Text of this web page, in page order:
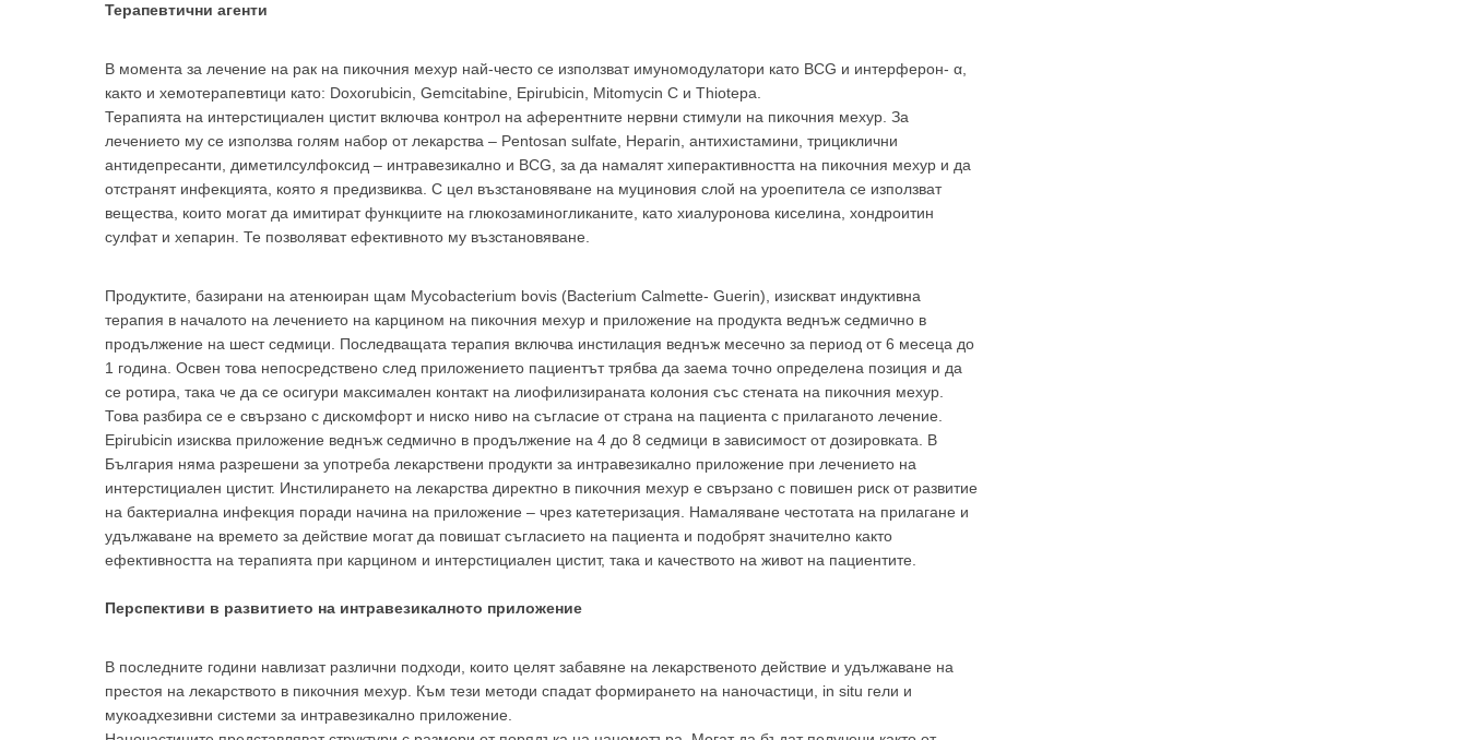
Терапевтични агенти
В момента за лечение на рак на пикочния мехур най-често се използват имуномодулатори като BCG и интерферон- α,
както и хемотерапевтици като: Doxorubicin, Gemcitabine, Epirubicin, Mitomycin C и Thiotepa.
Терапията на интерстициален цистит включва контрол на аферентните нервни стимули на пикочния мехур. За
лечението му се използва голям набор от лекарства – Pentosan sulfate, Heparin, антихистамини, трициклични
антидепресанти, диметилсулфоксид – интравезикално и BCG, за да намалят хиперактивността на пикочния мехур и да
отстранят инфекцията, която я предизвиква. С цел възстановяване на муциновия слой на уроепитела се използват
вещества, които могат да имитират функциите на глюкозаминогликаните, като хиалуронова киселина, хондроитин
сулфат и хепарин. Те позволяват ефективното му възстановяване.
Продуктите, базирани на атенюиран щам Mycobacterium bovis (Bacterium Calmette- Guerin), изискват индуктивна
терапия в началото на лечението на карцином на пикочния мехур и приложение на продукта веднъж седмично в
продължение на шест седмици. Последващата терапия включва инстилация веднъж месечно за период от 6 месеца до
1 година. Освен това непосредствено след приложението пациентът трябва да заема точно определена позиция и да
се ротира, така че да се осигури максимален контакт на лиофилизираната колония със стената на пикочния мехур.
Това разбира се е свързано с дискомфорт и ниско ниво на съгласие от страна на пациента с прилаганото лечение.
Epirubicin изисква приложение веднъж седмично в продължение на 4 до 8 седмици в зависимост от дозировката. В
България няма разрешени за употреба лекарствени продукти за интравезикално приложение при лечението на
интерстициален цистит. Инстилирането на лекарства директно в пикочния мехур е свързано с повишен риск от развитие
на бактериална инфекция поради начина на приложение – чрез катетеризация. Намаляване честотата на прилагане и
удължаване на времето за действие могат да повишат съгласието на пациента и подобрят значително както
ефективността на терапията при карцином и интерстициален цистит, така и качеството на живот на пациентите.
Перспективи в развитието на интравезикалното приложение
В последните години навлизат различни подходи, които целят забавяне на лекарственото действие и удължаване на
престоя на лекарството в пикочния мехур. Към тези методи спадат формирането на наночастици, in situ гели и
мукоадхезивни системи за интравезикално приложение.